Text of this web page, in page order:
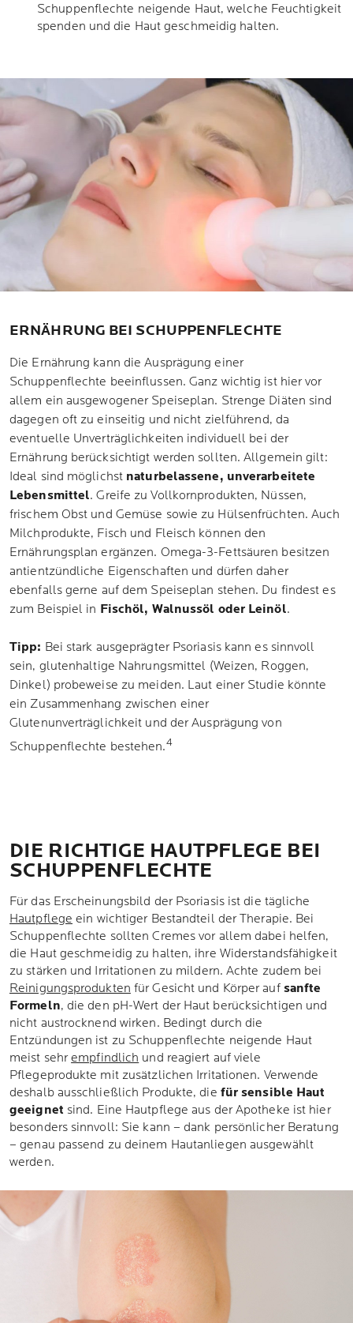
Schuppenflechte neigende Haut, welche Feuchtigkeit
spenden und die Haut geschmeidig halten.
ERNÄHRUNG BEI SCHUPPENFLECHTE
Die Ernährung kann die Ausprägung einer
Schuppenflechte beeinflussen. Ganz wichtig ist hier vor
allem ein ausgewogener Speiseplan. Strenge Diäten sind
dagegen oft zu einseitig und nicht zielführend, da
eventuelle Unverträglichkeiten individuell bei der
Ernährung berücksichtigt werden sollten. Allgemein gilt:
Ideal sind möglichst naturbelassene, unverarbeitete
Lebensmittel. Greife zu Vollkornprodukten, Nüssen,
frischem Obst und Gemüse sowie zu Hülsenfrüchten. Auch
Milchprodukte, Fisch und Fleisch können den
Ernährungsplan ergänzen. Omega-3-Fettsäuren besitzen
antientzündliche Eigenschaften und dürfen daher
ebenfalls gerne auf dem Speiseplan stehen. Du findest es
zum Beispiel in Fischöl, Walnussöl oder Leinöl.
Tipp: Bei stark ausgeprägter Psoriasis kann es sinnvoll
sein, glutenhaltige Nahrungsmittel (Weizen, Roggen,
Dinkel) probeweise zu meiden. Laut einer Studie könnte
ein Zusammenhang zwischen einer
Glutenunverträglichkeit und der Ausprägung von
Schuppenflechte bestehen.4
DIE RICHTIGE HAUTPFLEGE BEI
SCHUPPENFLECHTE
Für das Erscheinungsbild der Psoriasis ist die tägliche
Hautpflege ein wichtiger Bestandteil der Therapie. Bei
Schuppenflechte sollten Cremes vor allem dabei helfen,
die Haut geschmeidig zu halten, ihre Widerstandsfähigkeit
zu stärken und Irritationen zu mildern. Achte zudem bei
Reinigungsprodukten für Gesicht und Körper auf sanfte
Formeln, die den pH-Wert der Haut berücksichtigen und
nicht austrocknend wirken. Bedingt durch die
Entzündungen ist zu Schuppenflechte neigende Haut
meist sehrempfindlich und reagiert auf viele
Pflegeprodukte mit zusätzlichen Irritationen. Verwende
deshalb ausschließlich Produkte, die für sensible Haut
geeignet sind. Eine Hautpflege aus der Apotheke ist hier
besonders sinnvoll: Sie kann – dank persönlicher Beratung
– genau passend zu deinem Hautanliegen ausgewählt
werden.